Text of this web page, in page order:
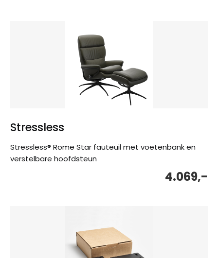
Stressless
Stressless® Rome Star fauteuil met voetenbank en
verstelbare hoofdsteun
4.069,-